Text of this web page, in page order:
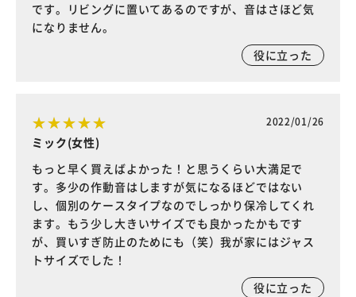
です。リビングに置いてあるのですが、音はさほど気
になりません。
役に立った
2022/01/26
ミック(女性)
もっと早く買えばよかった！と思うくらい大満足で
す。多少の作動音はしますが気になるほどではない
し、個別のケースタイプなのでしっかり保冷してくれ
ます。もう少し大きいサイズでも良かったかもです
が、買いすぎ防止のためにも（笑）我が家にはジャス
トサイズでした！
役に立った